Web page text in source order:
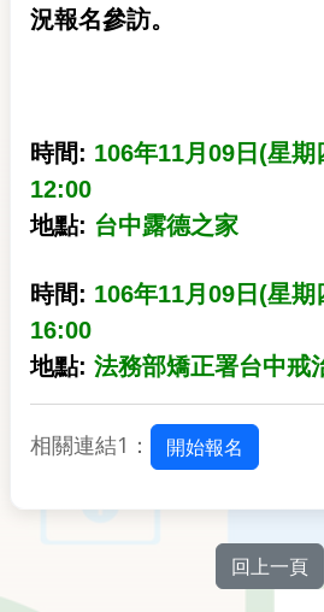
況報名參訪。
時間: 106年11月09日(星
12:00
地點: 台中露德之家
時間: 106年11月09日(星
16:00
地點: 法務部矯正署台中戒
相關連結1： 開始報名
回上一頁